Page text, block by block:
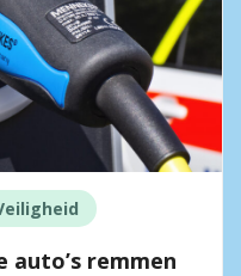
auto’s remmen